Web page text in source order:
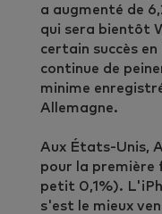
a augmenté de
qui sera bientôt
certain succès
continue de
minime
Allemagne.
Aux États-Unis,
pour la première
petit 0,1%).
s'est le mieux